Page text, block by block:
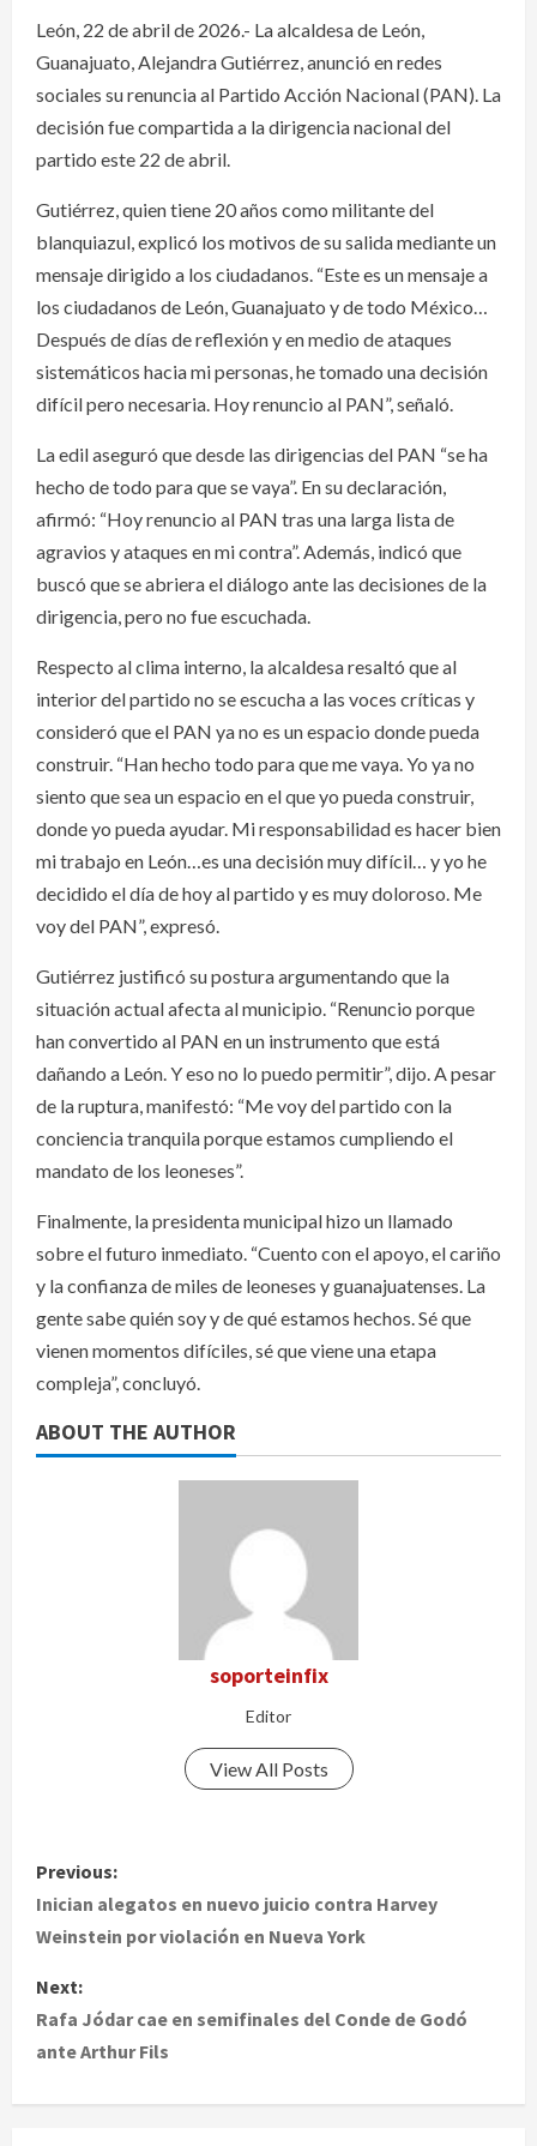
León, 22 de abril de 2026.- La alcaldesa de León,
Guanajuato, Alejandra Gutiérrez, anunció en redes
sociales su renuncia al Partido Acción Nacional (PAN). La
decisión fue compartida a la dirigencia nacional del
partido este 22 de abril.
Gutiérrez, quien tiene 20 años como militante del
blanquiazul, explicó los motivos de su salida mediante un
mensaje dirigido a los ciudadanos. “Este es un mensaje a
los ciudadanos de León, Guanajuato y de todo México…
Después de días de reflexión y en medio de ataques
sistemáticos hacia mi personas, he tomado una decisión
difícil pero necesaria. Hoy renuncio al PAN”, señaló.
La edil aseguró que desde las dirigencias del PAN “se ha
hecho de todo para que se vaya”. En su declaración,
afirmó: “Hoy renuncio al PAN tras una larga lista de
agravios y ataques en mi contra”. Además, indicó que
buscó que se abriera el diálogo ante las decisiones de la
dirigencia, pero no fue escuchada.
Respecto al clima interno, la alcaldesa resaltó que al
interior del partido no se escucha a las voces críticas y
consideró que el PAN ya no es un espacio donde pueda
construir. “Han hecho todo para que me vaya. Yo ya no
siento que sea un espacio en el que yo pueda construir,
donde yo pueda ayudar. Mi responsabilidad es hacer bien
mi trabajo en León…es una decisión muy difícil… y yo he
decidido el día de hoy al partido y es muy doloroso. Me
voy del PAN”, expresó.
Gutiérrez justificó su postura argumentando que la
situación actual afecta al municipio. “Renuncio porque
han convertido al PAN en un instrumento que está
dañando a León. Y eso no lo puedo permitir”, dijo. A pesar
de la ruptura, manifestó: “Me voy del partido con la
conciencia tranquila porque estamos cumpliendo el
mandato de los leoneses”.
Finalmente, la presidenta municipal hizo un llamado
sobre el futuro inmediato. “Cuento con el apoyo, el cariño
y la confianza de miles de leoneses y guanajuatenses. La
gente sabe quién soy y de qué estamos hechos. Sé que
vienen momentos difíciles, sé que viene una etapa
compleja”, concluyó.
ABOUT THE AUTHOR
soporteinfix
Editor
View All Posts
P
o
t
n
a
Previous:
Inician alegatos en nuevo juicio contra Harvey
Weinstein por violación en Nueva York
Next:
Rafa Jódar cae en semifinales del Conde de Godó
ante Arthur Fils